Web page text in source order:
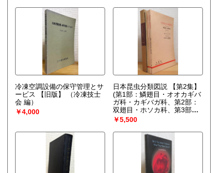
冷凍空調設備の保守管理とサ
ービス 【旧版】
（冷凍技士
会 編）
￥4,000
日本昆虫分類図説 【第2集】
(第1部：鱗翅目・オオカギバ
ガ科・カギバガ科、第2部：
双翅目・ホソカ科、第3部：
鞘翅目・オサムシ科、第4
部：膜翅目・キバチ科) 4冊
(1函) （朝比奈正二郎 等編）
￥5,500